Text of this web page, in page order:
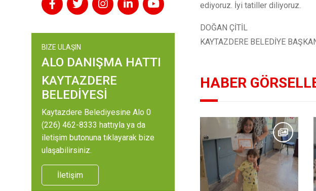
BIZE ULAŞIN
ALO DANIŞMA HATTI
KAYTAZDERE
BELEDİYESİ
Kaytazdere Belediyesine Alo 0
(226) 462-8333 hattıyla ya da
iletişim butonuna tıklayarak bize
ulaşabilirsiniz.
İletişim
ediyoruz. İyi tatiller diliyoruz.
DOĞAN ÇİTİL
KAYTAZDERE BELEDİYE
HABER